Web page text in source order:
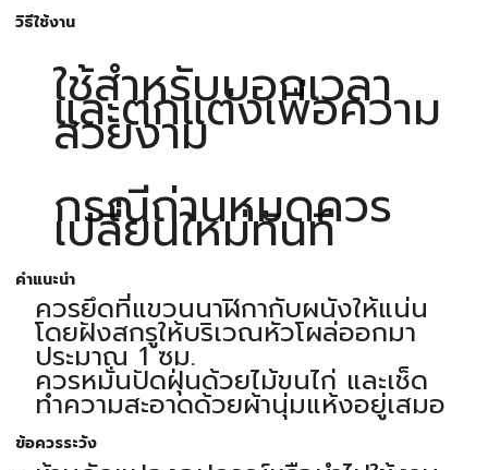
วิธีใช้งาน
ใช้สำหรับบอกเวลา
และตกแต่งเพื่อความ
สวยงาม
กรณีถ่านหมดควร
เปลี่ยนใหม่ทันที
คำแนะนำ
ควรยึดที่แขวนนาฬิกากับผนังให้แน่น
โดยฝังสกรูให้บริเวณหัวโผล่ออกมา
ประมาณ 1 ซม.
ควรหมั่นปัดฝุ่นด้วยไม้ขนไก่ และเช็ด
ทำความสะอาดด้วยผ้านุ่มแห้งอยู่เสมอ
ข้อควรระวัง